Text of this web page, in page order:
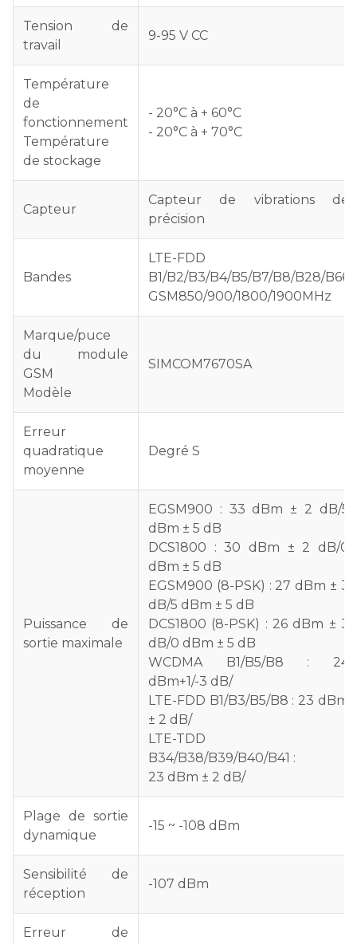
Tension de
travail
9-95 V CC
Température
de
fonctionnement
Température
de stockage
- 20°C à + 60°C
- 20°C à + 70°C
Capteur
Capteur de vibrations de
précision
Bandes
LTE-FDD
B1/B2/B3/B4/B5/B7/B8/B28/B66
GSM850/900/1800/1900MHz
Marque/puce
du module
GSM
Modèle
SIMCOM7670SA
Erreur
quadratique
moyenne
Degré S
Puissance de
sortie maximale
EGSM900 : 33 dBm ± 2 dB/5
dBm ± 5 dB
DCS1800 : 30 dBm ± 2 dB/0
dBm ± 5 dB
EGSM900 (8-PSK) : 27 dBm ± 3
dB/5 dBm ± 5 dB
DCS1800 (8-PSK) : 26 dBm ± 3
dB/0 dBm ± 5 dB
WCDMA B1/B5/B8 : 24
dBm+1/-3 dB/
LTE-FDD B1/B3/B5/B8 : 23 dBm
± 2 dB/
LTE-TDD
B34/B38/B39/B40/B41 :
23 dBm ± 2 dB/
Plage de sortie
dynamique
-15 ~ -108 dBm
Sensibilité de
réception
-107 dBm
Erreur de